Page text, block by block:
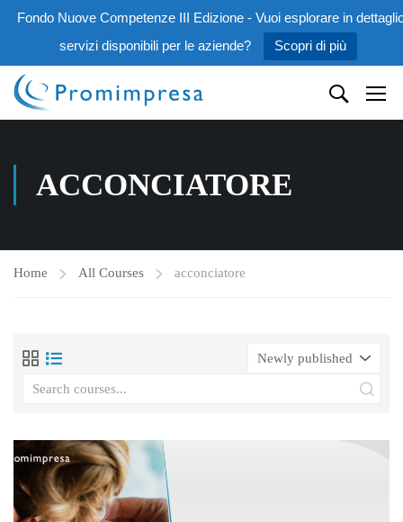
Fondo Nuove Competenze III Edizione - Vuoi esplorare in
servizi disponibili per le aziende?
Scopri di più
ACCONCIATORE
Home All Courses acconciatore